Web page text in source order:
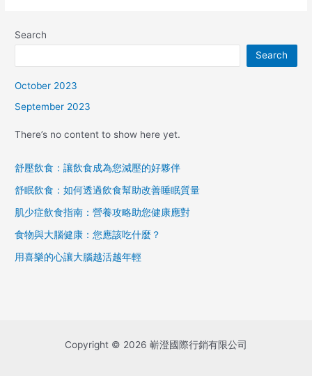
Search
Search
October 2023
September 2023
There’s no content to show here yet.
舒壓飲食：讓飲食成為您減壓的好夥伴
舒眠飲食：如何透過飲食幫助改善睡眠質量
肌少症飲食指南：營養攻略助您健康應對
食物與大腦健康：您應該吃什麼？
用喜樂的心讓大腦越活越年輕
Copyright © 2026 嶄澄國際行銷有限公司